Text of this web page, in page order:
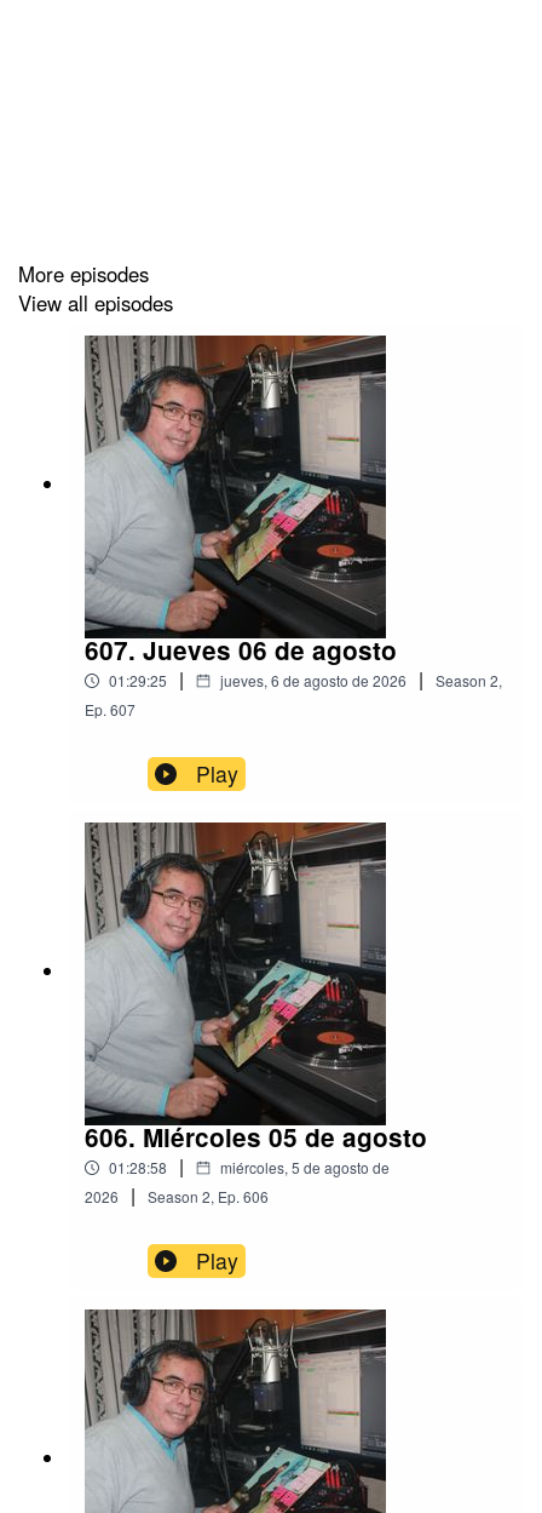
More episodes
View all episodes
607. Jueves 06 de agosto
01:29:25 | jueves, 6 de agosto de 2026 | Season 2,
Ep. 607
Play
606. Miércoles 05 de agosto
01:28:58 |
miércoles, 5 de agosto de
2026
| Season 2, Ep. 606
Play